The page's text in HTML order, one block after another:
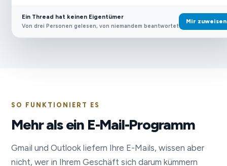
Ein Thread hat keinen Eigentümer
Von drei Personen gelesen, von niemandem beantwortet
Mir zuweisen
SO FUNKTIONIERT ES
Mehr als ein E-Mail-Programm
Gmail und Outlook liefern Ihre E-Mails, wissen aber
nicht, wer in Ihrem Geschäft sich darum kümmern